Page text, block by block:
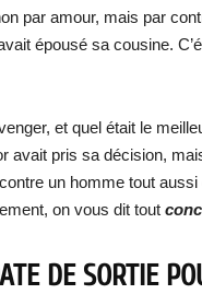
par amour, mais par
épousé sa cousine.
et quel était le
avait pris sa décision,
un homme tout
on vous dit tout
DE SORTIE